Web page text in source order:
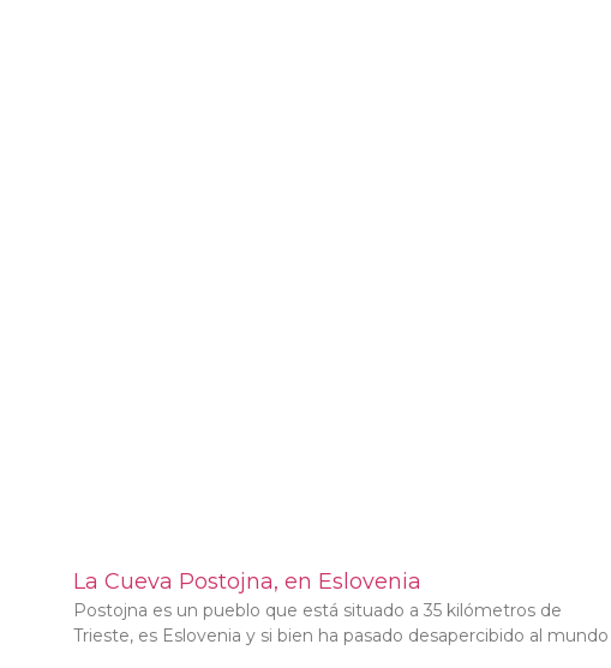
La Cueva Postojna, en Eslovenia
Postojna es un pueblo que está situado a 35 kilómetros de
Trieste, es Eslovenia y si bien ha pasado desapercibido al mundo